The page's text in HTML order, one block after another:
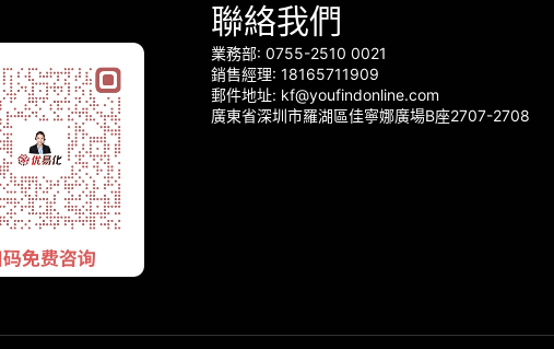
聯絡我們
業務部: 0755-2510 0021
銷售經理: 18165711909
郵件地址: kf@youfindonline.com
廣東省深圳市羅湖區佳寧娜廣場B座2707-2708